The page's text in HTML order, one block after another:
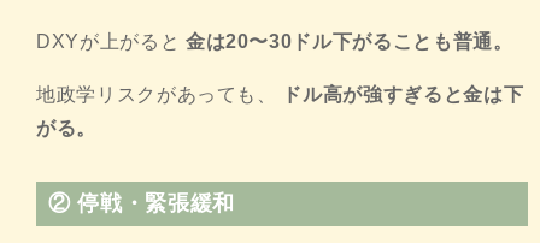
DXYが上がると 金は20〜30ドル下がることも普通。
地政学リスクがあっても、
ドル高が強すぎると金は下
がる。
②停戦・緊張緩和